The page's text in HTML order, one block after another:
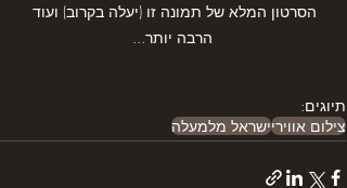
הסרטון המלא של תמונה זו (יעלה בקרוב) ועוד
הרבה יותר...
תיוגים:
צילום אוויריישראל מלמעלה